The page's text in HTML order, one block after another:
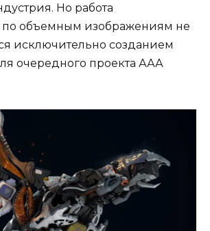
Но работа
по объемным изображениям не
исключительно созданием
очередного проекта ААА